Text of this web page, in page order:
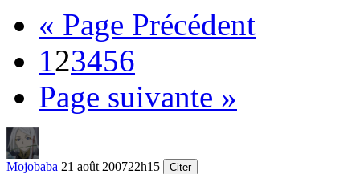
« Page Précédent
123456
Page suivante »
Mojobaba 21 août 200722h15 Citer